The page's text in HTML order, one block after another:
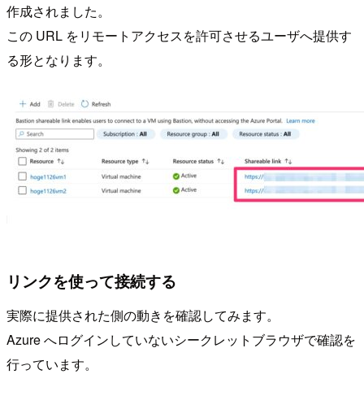
作成されました。
この URL をリモートアクセスを許可させるユーザへ提供す
る形となります。
リンクを使って接続する
実際に提供された側の動きを確認してみます。
Azure へログインしていないシークレットブラウザで確認を
行っています。